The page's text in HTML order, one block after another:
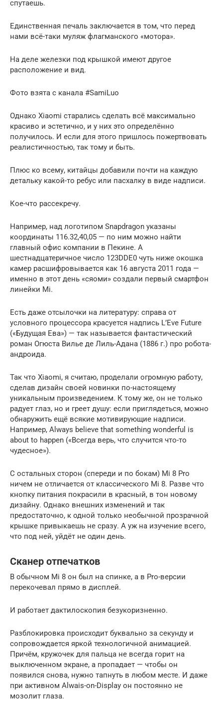
спутаешь.
Единственная печаль заключается в том, что перед
нами всё-таки муляж флагманского «мотора».
На деле железки под крышкой имеют другое
расположение и вид.
Фото взята с канала #SamiLuo
Однако Xiaomi старались сделать всё максимально
красиво и эстетично, и у них это определённо
получилось. И если для этого пришлось пожертвовать
реалистичностью, так тому и быть.
Плюс ко всему, китайцы добавили почти на каждую
детальку какой-то ребус или пасхалку в виде надписи.
Кое-что рассекречу.
Например, над логотипом Snapdragon указаны
координаты 116.32,40,05 — по ним можно найти
главный офис компании в Пекине. А
шестнадцатеричное число 123DDE0 чуть ниже окошка
камер расшифровывается как 16 августа 2011 года —
именно в этот день «сяоми» создали первый смартфон
линейки Mi.
Есть даже отсылочки на литературу: справа от
условного процессора красуется надпись L’Eve Future
(«Будущая Ева») — так называется фантастический
роман Огюста Вилье де Лиль-Адана (1886 г.) про робота-
андроида.
Так что Xiaomi, я считаю, проделали огромную работу,
сделав дизайн своей новинки по-настоящему
уникальным произведением. К тому же, он не только
радует глаз, но и греет душу: если приглядеться, можно
обнаружить ещё всякие мотивирующие надписи.
Например, Always believe that something wonderful is
about to happen («Всегда верь, что случится что-то
чудесное»).
С остальных сторон (спереди и по бокам) Mi 8 Pro
ничем не отличается от классического Mi 8. Разве что
кнопку питания покрасили в красный, в тон новому
дизайну. Однако внешних изменений и так
предостаточно, к одной только необычной прозрачной
крышке привыкаешь не сразу. А уж на изучение всего,
что под ней, уйдёт не один день.
Сканер отпечатков
В обычном Mi 8 он был на спинке, а в Pro-версии
перекочевал прямо в дисплей.
И работает дактилоскопия безукоризненно.
Разблокировка происходит буквально за секунду и
сопровождается яркой технологичной анимацией.
Причём, кружочек для пальца не всегда горит на
выключенном экране, а пропадает — чтобы он
появился снова, нужно тапнуть в любом месте. И даже
при активном Alwais-on-Display он постоянно не
мозолит глаза.